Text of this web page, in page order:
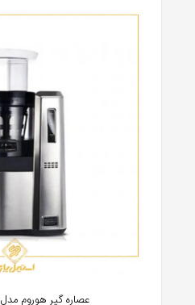
عصاره گیر هوروم مدل Hurom H22